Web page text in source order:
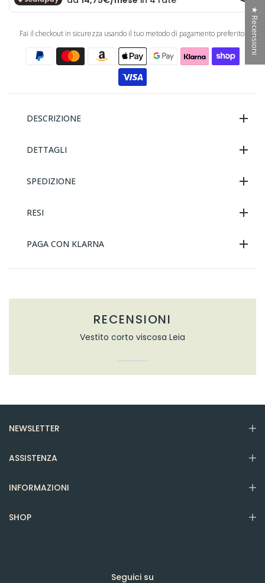
Fai il checkout in sicurezza usando il tuo metodo di pagamento preferito:
DESCRIZIONE
DETTAGLI
SPEDIZIONE
RESI
PAGA CON KLARNA
RECENSIONI
Vestito corto viscosa Leia
NEWSLETTER
ASSISTENZA
INFORMAZIONI
SHOP
Seguici su
★ Recensioni